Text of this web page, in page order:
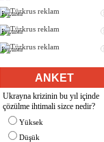
Реклама
Реклама
Реклама
ANKET
Ukrayna krizinin bu yıl içinde
çözülme ihtimali sizce nedir?
Yüksek
Düşük